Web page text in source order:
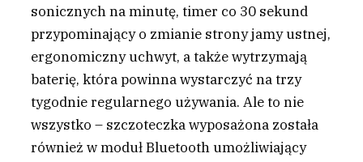
sonicznych na minutę, timer co 30 sekund
przypominający o zmianie strony jamy ustnej,
ergonomiczny uchwyt, a także wytrzymają
baterię, która powinna wystarczyć na trzy
tygodnie regularnego używania. Ale to nie
wszystko – szczoteczka wyposażona została
również w moduł Bluetooth umożliwiający